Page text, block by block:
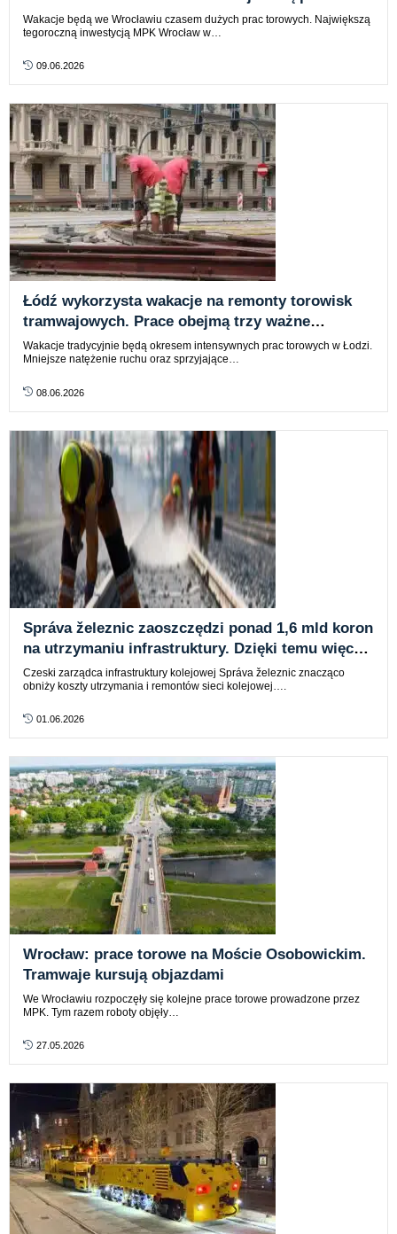
koniec czerwca
Wakacje będą we Wrocławiu czasem dużych prac torowych. Największą
tegoroczną inwestycją MPK Wrocław w…
09.06.2026
Łódź wykorzysta wakacje na remonty torowisk
tramwajowych. Prace obejmą trzy ważne
lokalizacje
Wakacje tradycyjnie będą okresem intensywnych prac torowych w Łodzi.
Mniejsze natężenie ruchu oraz sprzyjające…
08.06.2026
Správa železnic zaoszczędzi ponad 1,6 mld koron
na utrzymaniu infrastruktury. Dzięki temu więcej
linii zostanie wyremontowanych
Czeski zarządca infrastruktury kolejowej Správa železnic znacząco
obniży koszty utrzymania i remontów sieci kolejowej….
01.06.2026
Wrocław: prace torowe na Moście Osobowickim.
Tramwaje kursują objazdami
We Wrocławiu rozpoczęły się kolejne prace torowe prowadzone przez
MPK. Tym razem roboty objęły…
27.05.2026